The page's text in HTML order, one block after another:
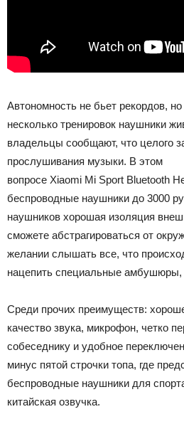
Автономность не бьет рекордов,
несколько тренировок наушники
владельцы сообщают, что целого
прослушивания музыки. В этом
вопросе Xiaomi Mi Sport Bluetooth
беспроводные наушники до 3000
наушников хорошая изоляция
сможете абстрагироваться от
желании слышать все, что
нацепить специальные амбушюры,
Среди прочих преимуществ:
качество звука, микрофон, четко
собеседнику и удобное
минус пятой строчки топа, где
беспроводные наушники для
китайская озвучка.